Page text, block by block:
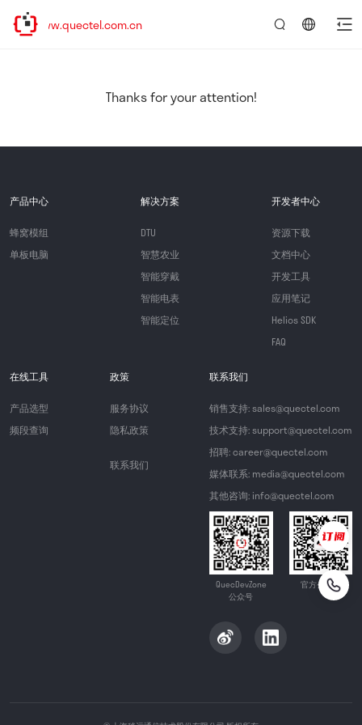
www.quectel.com.cn
Thanks for your attention!
产品中心
蜂窝模组
单板电脑
解决方案
DTU
智慧农业
智能穿戴
智能电表
智能定位
开发者中心
资源下载
文档中心
开发工具
应用笔记
Helios SDK
FAQ
在线工具
产品选型
频段查询
政策
服务协议
隐私政策
联系我们
联系我们
销售支持: sales@quectel.com
技术支持: support@quectel.com
招聘: career@quectel.com
媒体联系: media@quectel.com
其他咨询: info@quectel.com
QuecDevZone
公众号
官方公众号